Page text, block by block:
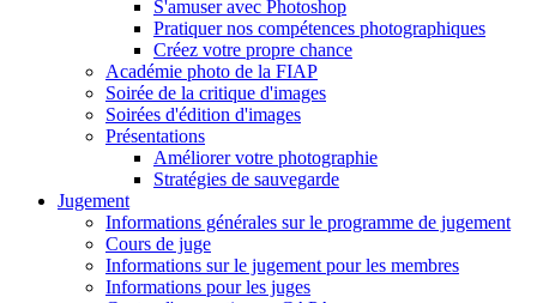
S'amuser avec Photoshop
Pratiquer nos compétences photographiques
Créez votre propre chance
Académie photo de la FIAP
Soirée de la critique d'images
Soirées d'édition d'images
Présentations
Améliorer votre photographie
Stratégies de sauvegarde
Jugement
Informations générales sur le programme de jugement
Cours de juge
Informations sur le jugement pour les membres
Informations pour les juges